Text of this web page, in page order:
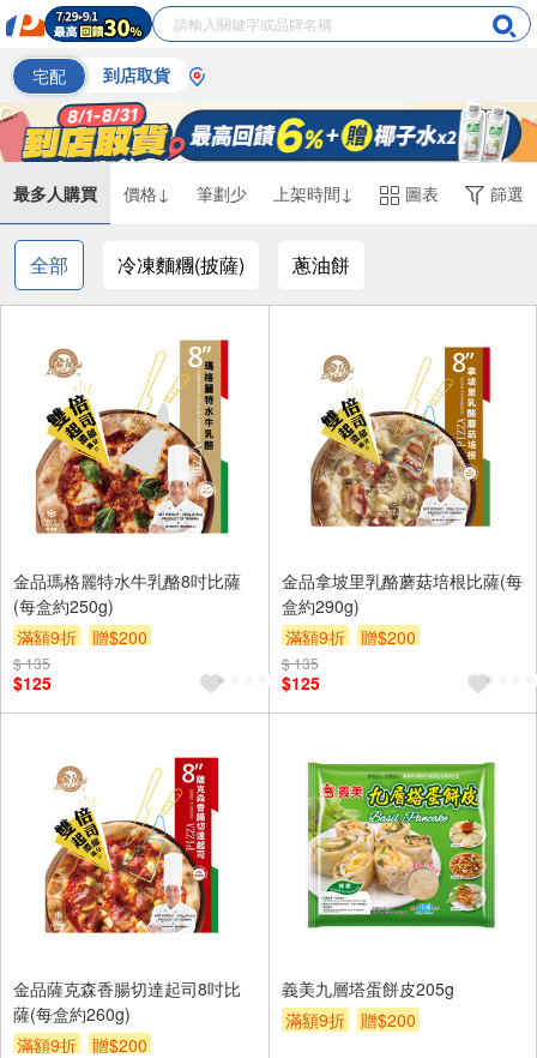
宅配 到店取貨
最多人購買 價格↓ 筆劃少 上架時間↓ 圖表 篩選
全部 冷凍麵糰(披薩) 蔥油餅
金品瑪格麗特水牛乳酪8吋比薩
(每盒約250g)
滿額9折
贈$200
$ 135
$125
金品拿坡里乳酪蘑菇培根比薩(每
盒約290g)
滿額9折
贈$200
$ 135
$125
金品薩克森香腸切達起司8吋比
薩(每盒約260g)
滿額9折
贈$200
義美九層塔蛋餅皮205g
滿額9折
贈$200